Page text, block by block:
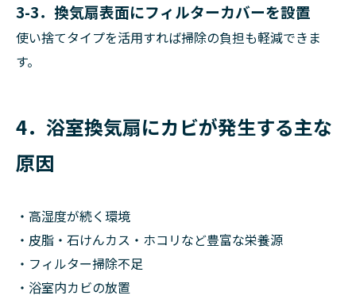
3-3．換気扇表面にフィルターカバーを設置
使い捨てタイプを活用すれば掃除の負担も軽減できま
す。
4．浴室換気扇にカビが発生する主な
原因
・高湿度が続く環境
・皮脂・石けんカス・ホコリなど豊富な栄養源
・フィルター掃除不足
・浴室内カビの放置